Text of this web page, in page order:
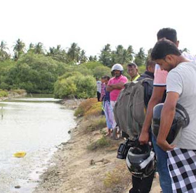
தன்னிடம் படித்த மாணவர்கள் தொடர்பில்
நிலையில் இலங்கைத் தமிழ் குடும்பம்!!
அண்ணாத்த : ரஜினிக்காக இலங்கை
இளைஞன் உயிரிழப்பு - கொதித்தெழுந்த
கொள்ளக் கூடிய இடங்கள்...
வன்கொடுமை செய்த முதியவருக்கு